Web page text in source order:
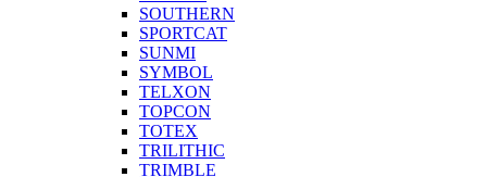
SOUTHERN
SPORTCAT
SUNMI
SYMBOL
TELXON
TOPCON
TOTEX
TRILITHIC
TRIMBLE